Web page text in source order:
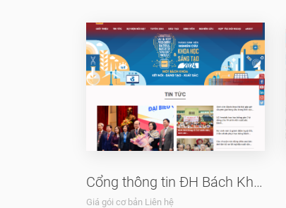
Cổng thông tin ĐH Bách Khoa
Giá gói cơ bản Liên hệ